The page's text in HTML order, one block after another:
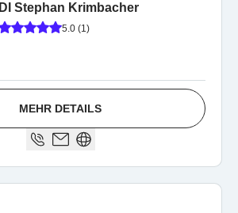
DI Stephan Krimbacher
5.0 (1)
MEHR DETAILS